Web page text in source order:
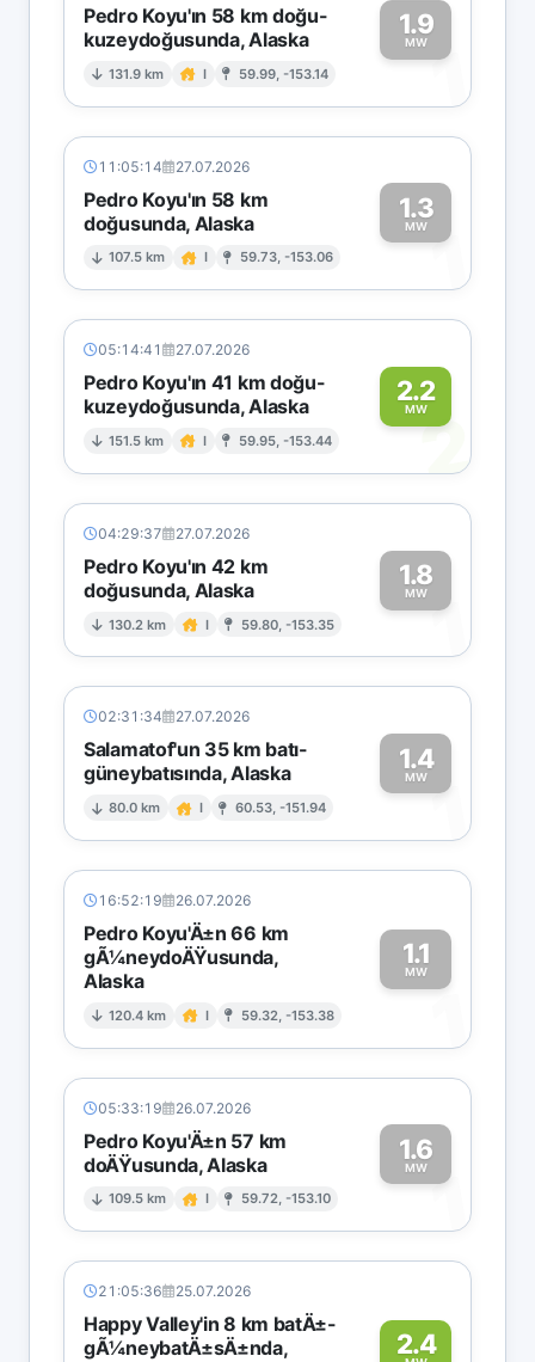
Pedro Koyu'ın 58 km doğu-
kuzeydoğusunda, Alaska
131.9 km I 59.99, -153.14
1.9
MW1
11:05:14 27.07.2026
Pedro Koyu'ın 58 km
doğusunda, Alaska
107.5 km I 59.73, -153.06
1.3
MW1
05:14:41 27.07.2026
Pedro Koyu'ın 41 km doğu-
kuzeydoğusunda, Alaska
151.5 km I 59.95, -153.44
2.2
MW
2
04:29:37 27.07.2026
Pedro Koyu'ın 42 km
doğusunda, Alaska
130.2 km I 59.80, -153.35
1.8
MW1
02:31:34 27.07.2026
Salamatof'un 35 km batı-
güneybatısında, Alaska
80.0 km I 60.53, -151.94
1.4
MW1
16:52:19 26.07.2026
Pedro Koyu'Ä±n 66 km
gÃ¼neydoÄŸusunda,
Alaska
120.4 km I 59.32, -153.38
1.1
MW
1
05:33:19 26.07.2026
Pedro Koyu'Ä±n 57 km
doÄŸusunda, Alaska
109.5 km I 59.72, -153.10
1.6
MW1
21:05:36 25.07.2026
Happy Valley'in 8 km batÄ±-
gÃ¼neybatÄ±sÄ±nda,
2.4